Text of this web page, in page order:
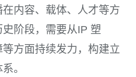
内容、载体、人才等方
阶段，需要从IP 塑
方面持续发力，构建立
。